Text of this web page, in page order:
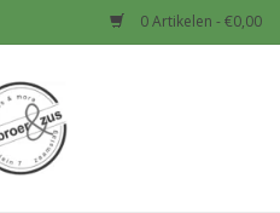
0 Artikelen - €0,00